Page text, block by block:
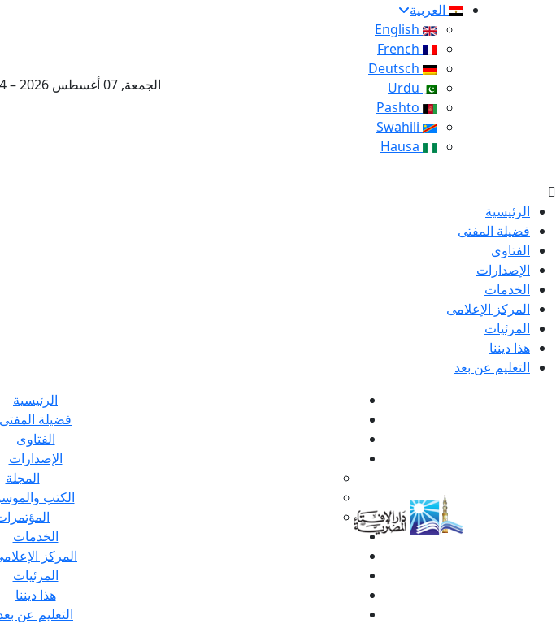
العربية
الجمعة, 07 أغسطس 2026 – 24 صفر 1448 هـ
الرئيسية
فضيلة المفتى
الفتاوى
الإصدارات
الخدمات
المركز الإعلامى
المرئيات
هذا ديننا
التعليم عن بعد
الرئيسية
فضيلة المفتى
الفتاوى
الإصدارات
المجلة
الكتب
الخدمات
المركز
المرئيات
هذا ديننا
التعليم عن